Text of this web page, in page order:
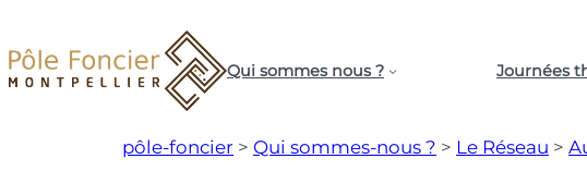
au
contenu
Qui sommes nous ? Journées
pôle-foncier > Qui sommes-nous ? > Le Réseau >